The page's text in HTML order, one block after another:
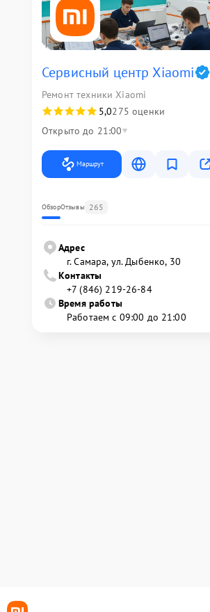
Сервисный центр Xiaomi
Ремонт техники Xiaomi
5,0275 оценки
Открыто до 21:00
Маршрут
ОбзорОтзывы 265
Адрес
г. Самара, ул. Дыбенко, 30
Контакты
+7 (846) 219-26-84
Время работы
Работаем с 09:00 до 21:00